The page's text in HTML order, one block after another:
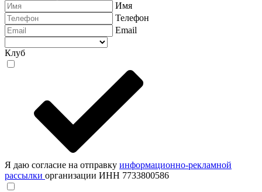
Имя
Телефон
Email
Клуб
Я даю согласие на отправку информационно-рекламной
рассылки организации ИНН 7733800586